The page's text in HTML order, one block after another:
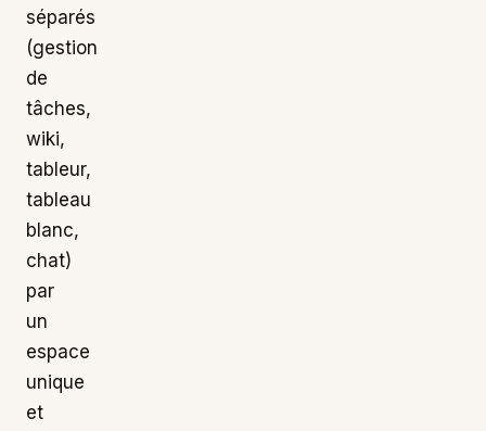
séparés
(gestion
de
tâches,
wiki,
tableur,
tableau
blanc,
chat)
par
un
espace
unique
et